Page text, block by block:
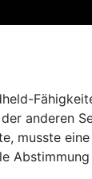
anderen
musste